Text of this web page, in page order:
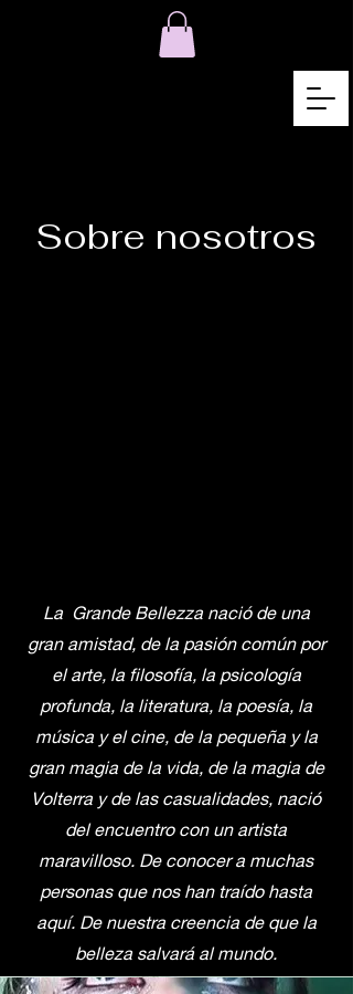
Sobre nosotros
La Grande Bellezza nació de una
gran amistad, de la pasión común por
el arte, la filosofía, la psicología
profunda, la literatura, la poesía, la
música y el cine, de la pequeña y la
gran magia de la vida, de la magia de
Volterra y de las casualidades, nació
del encuentro con un artista
maravilloso. De conocer a muchas
personas que nos han traído hasta
aquí. De nuestra creencia de que la
belleza salvará al mundo.